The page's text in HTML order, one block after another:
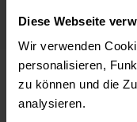
Diese Webseite
Wir verwenden
personalisieren,
zu können und die
analysieren.